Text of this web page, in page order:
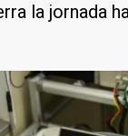
la jornada